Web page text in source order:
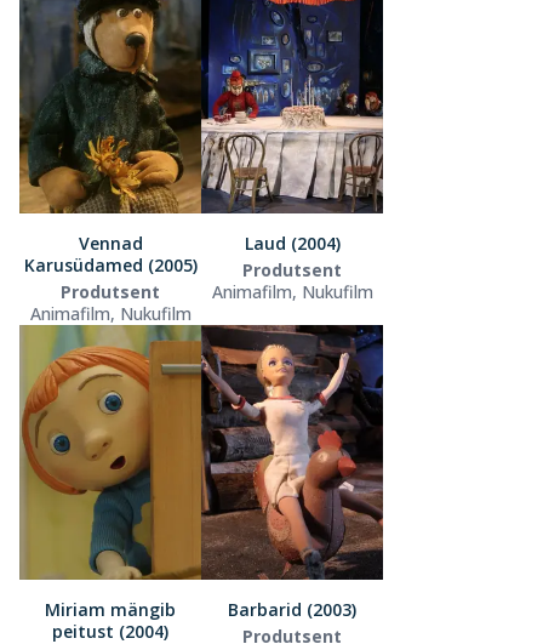
Vennad
Karusüdamed (2005)
Produtsent
Animafilm, Nukufilm
Laud (2004)
Produtsent
Animafilm, Nukufilm
Miriam mängib
peitust (2004)
Barbarid (2003)
Produtsent